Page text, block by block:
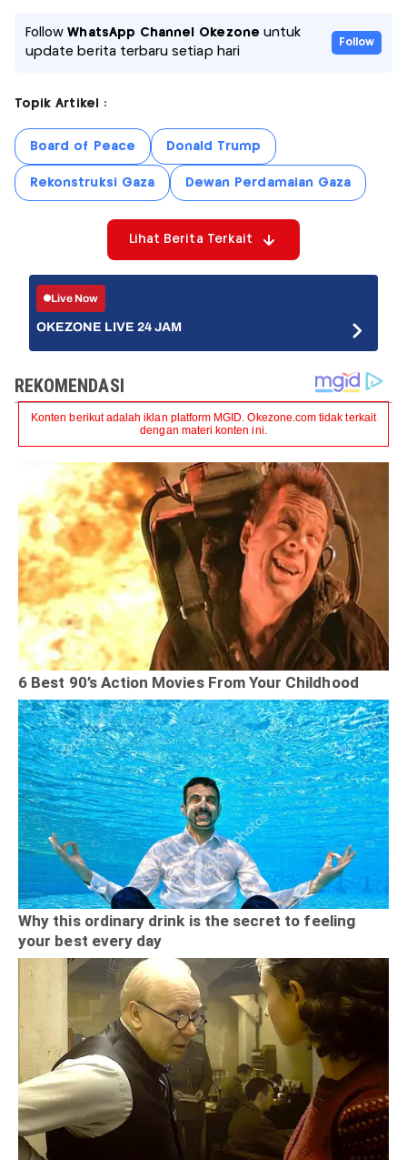
FollowWhatsApp Channel Okezone untuk
update berita terbaru setiap hari
Follow
Topik Artikel :
Board of Peace Donald Trump
Rekonstruksi Gaza Dewan Perdamaian Gaza
Lihat Berita Terkait
Live Now
OKEZONE LIVE 24 JAM